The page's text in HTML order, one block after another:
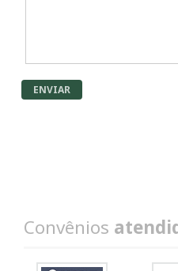
ENVIAR
Convênios